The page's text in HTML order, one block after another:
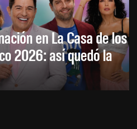
en La Casa de los
2026: así quedó la